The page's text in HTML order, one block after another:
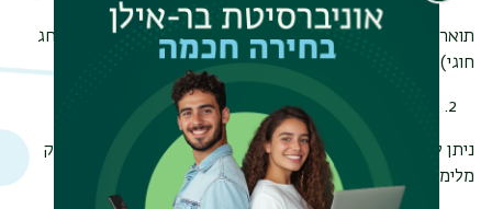
תואר שני ישיר מותנה בתואר ראשון במחשבת ישראל מורחב (חג
חוגי)
ניתן להציע הקלות במספר נקודות הזכות הנדרשת לתואר, כחלק
מלימודי התואר השני.